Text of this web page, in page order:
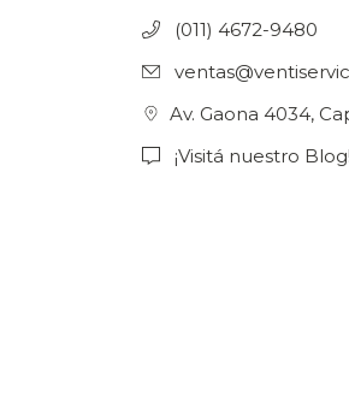
(011) 4672-9480
Av. Gaona 4034,
¡Visitá nuestro Blog!